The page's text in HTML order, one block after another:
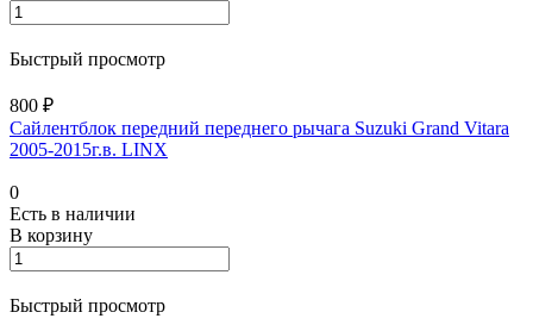
Быстрый просмотр
800 ₽
Сайлентблок передний переднего рычага Suzuki Grand Vitara
2005-2015г.в. LINX
0
Есть в наличии
В корзину
Быстрый просмотр